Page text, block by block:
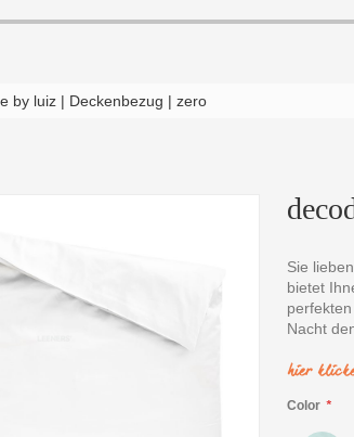
by luiz | Deckenbezug | zero
Sie
bietet
Nacht
hier
*
Color